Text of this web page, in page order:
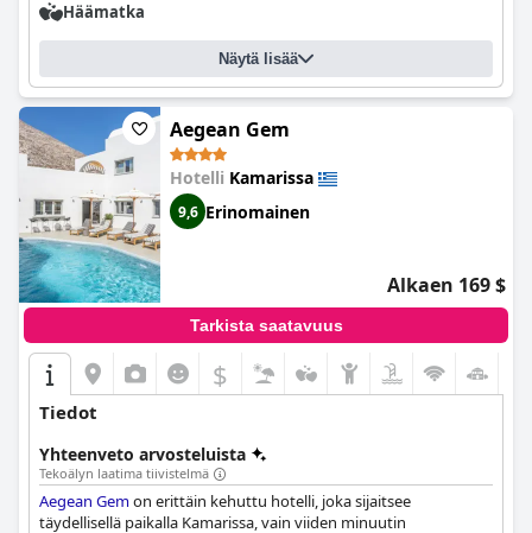
ja vieraat kuvaavat sitä puhtaaksi, hyvin hoidetuksi ja
täydelliseksi rentoutumiseen pitkän päivän jälkeen. Myös
ulkouima-allas saa paljon kiitosta syvyydestään, kauneudestaan
ja mukavuudestaan. Kaiken kaikkiaan vieraat suosittelevat
Castro-hotellia sen erinomaisen uima-altaan, kutsuvan ulkoasun
ja erinomaisen sijainnin vuoksi.
Häämatka
Näytä lisää
Aegean Gem
Hotelli Kamarissa
9,6 Erinomainen
Alkaen 169 $
Tarkista saatavuus
$
Tiedot
Yhteenveto arvosteluista
Tekoälyn laatima tiivistelmä
Aegean Gemon erittäin kehuttu hotelli, joka sijaitsee
täydellisellä paikalla Kamarissa, vain viiden minuutin